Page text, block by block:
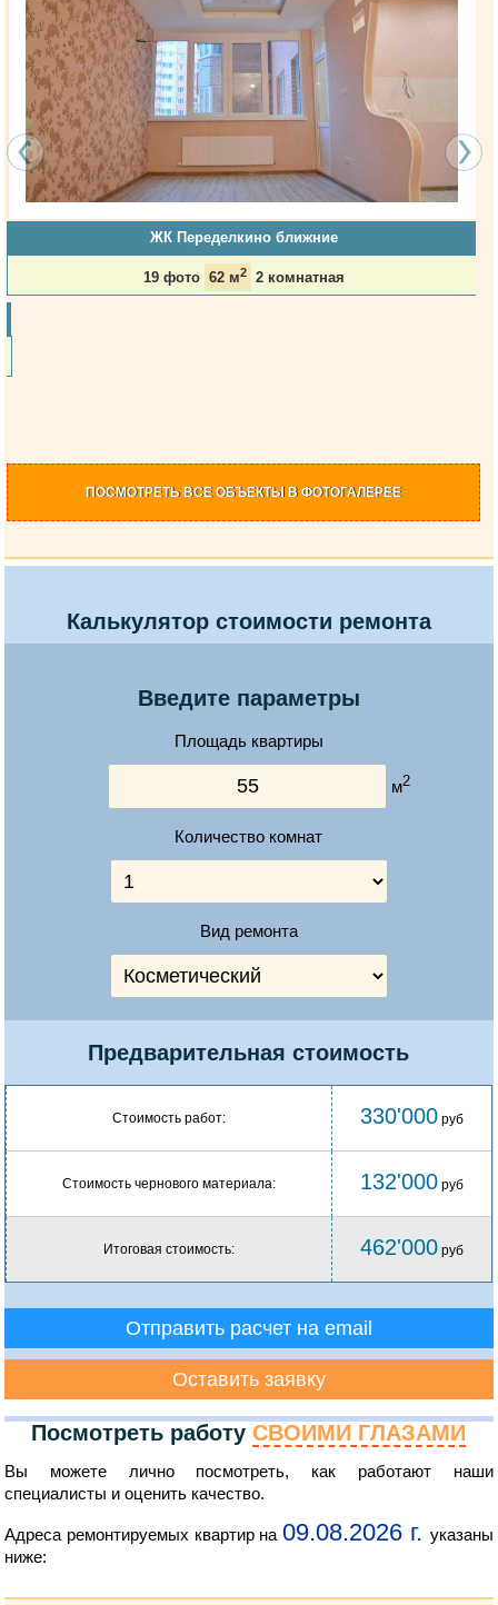
ЖК Переделкино ближние
19 фото 62 м2 2 комнатная
ПОСМОТРЕТЬ ВСЕ ОБЪЕКТЫ В ФОТОГАЛЕРЕЕ
Калькулятор стоимости ремонта
Введите параметры
Площадь квартиры
м2
Количество комнат
Вид ремонта
Предварительная стоимость
Стоимость работ: 330'000 руб
Стоимость чернового материала: 132'000 руб
Итоговая стоимость: 462'000 руб
Отправить расчет на email
Оставить заявку
Посмотреть работуСВОИМИ ГЛАЗАМИ
Вы можете лично посмотреть, как работают наши
специалисты и оценить качество.
Адреса ремонтируемых квартир на09.08.2026 г. указаны
ниже: